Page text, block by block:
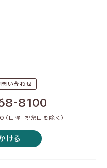
問い合わせ
8100
日曜・祝祭日を除く）
ける